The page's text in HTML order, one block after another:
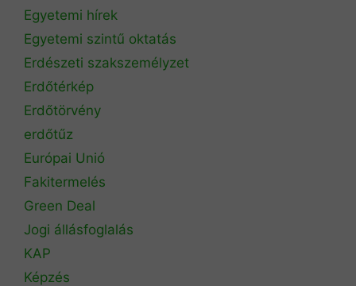
Egyetemi hírek
Egyetemi szintű oktatás
Erdészeti szakszemélyzet
Erdőtérkép
Erdőtörvény
erdőtűz
Európai Unió
Fakitermelés
Green Deal
Jogi állásfoglalás
KAP
Képzés